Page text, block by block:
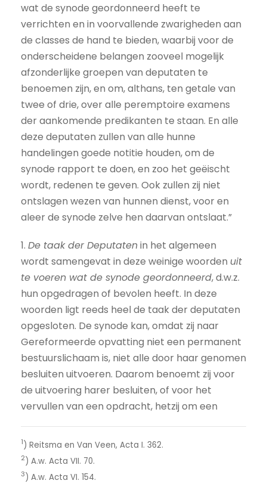
wat de synode geordonneerd heeft te
verrichten en in voorvallende zwarigheden aan
de classes de hand te bieden, waarbij voor de
onderscheidene belangen zooveel mogelijk
afzonderlijke groepen van deputaten te
benoemen zijn, en om, althans, ten getale van
twee of drie, over alle peremptoire examens
der aankomende predikanten te staan. En alle
deze deputaten zullen van alle hunne
handelingen goede notitie houden, om de
synode rapport te doen, en zoo het geëischt
wordt, redenen te geven. Ook zullen zij niet
ontslagen wezen van hunnen dienst, voor en
aleer de synode zelve hen daarvan ontslaat.”
1. De taak der Deputatenin het algemeen
wordt samengevat in deze weinige woorden uit
te voeren wat de synode geordonneerd, d.w.z.
hun opgedragen of bevolen heeft. In deze
woorden ligt reeds heel de taak der deputaten
opgesloten. De synode kan, omdat zij naar
Gereformeerde opvatting niet een permanent
bestuurslichaam is, niet alle door haar genomen
besluiten uitvoeren. Daarom benoemt zij voor
de uitvoering harer besluiten, of voor het
vervullen van een opdracht, hetzij om een
1) Reitsma en Van Veen, Acta I. 362.
2) A.w. Acta VII. 70.
3) A.w. Acta VI. 154.